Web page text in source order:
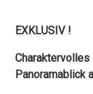
EXKLUSIV !
Panoramablick